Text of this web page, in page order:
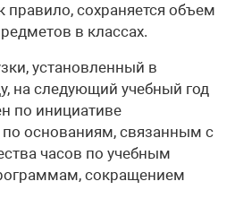
правило, сохраняется объем
в классах.
установленный в
на следующий учебный год
по инициативе
по основаниям, связанным с
часов по учебным
сокращением